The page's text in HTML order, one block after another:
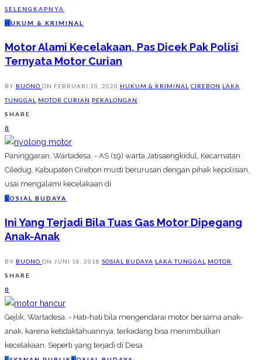
SELENGKAPNYA
H UKUM & KRIMINAL
Motor Alami Kecelakaan, Pas Dicek Pak Polisi
Ternyata Motor Curian
BY BUONO ON FEBRUARI 10, 2020 HUKUM & KRIMINAL CIREBON LAKA
TUNGGAL
MOTOR CURIAN PEKALONGAN
SHARE
0
Paninggaran, Wartadesa. - AS (19) warta Jatisaengkidul, Kecamatan
Ciledug, Kabupaten Cirebon musti berurusan dengan pihak kepolisian,
usai mengalami kecelakaan di
S OSIAL BUDAYA
Ini Yang Terjadi Bila Tuas Gas Motor Dipegang
Anak-Anak
BY BUONO ON JUNI 18, 2018 SOSIAL BUDAYA LAKA TUNGGAL
MOTOR
SHARE
0
Gejlik, Wartadesa. - Hati-hati bila mengendarai motor bersama anak-
anak, karena ketidaktahuannya, terkadang bisa menimbulkan
kecelakaan. Seperti yang terjadi di Desa